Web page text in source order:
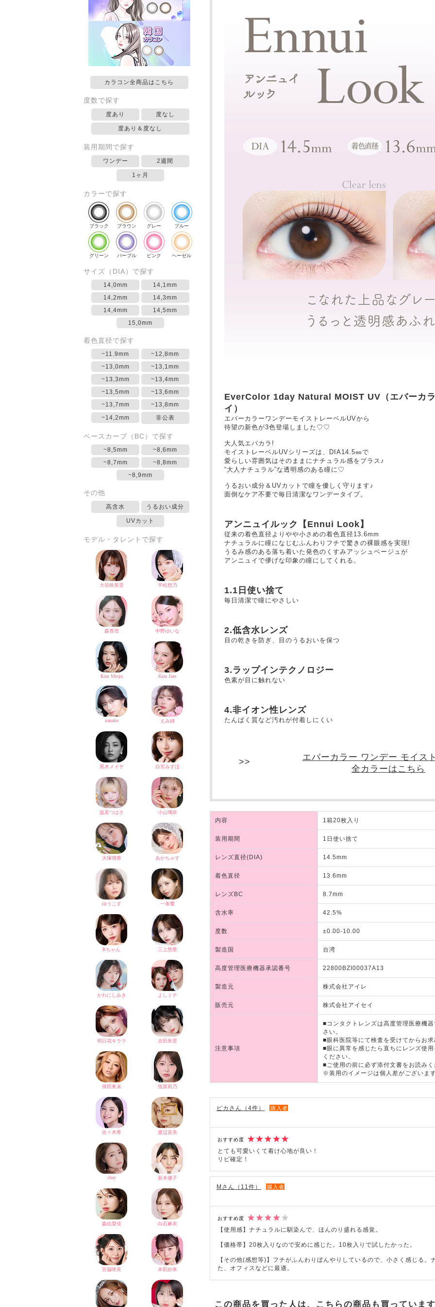
カラコン全商品はこちら
度数で探す
度あり 度なし
度あり＆度なし
装用期間で探す
ワンデー 2週間
1ヶ月
カラーで探す
ブラック ブラウン グレー ブルー
グリーン パープル ピンク ヘーゼル
サイズ（DIA）で探す
14,0mm
14,1mm
14,2mm
14,3mm
14,4mm
14,5mm
15,0mm
着色直径で探す
~11.9mm
~12,8mm
~13,0mm
~13,1mm
~13,3mm
~13,4mm
~13,5mm
~13,6mm
~13,7mm
~13,8mm
~14,2mm
非公表
ベースカーブ（BC）で探す
~8,5mm
~8,6mm
~8,7mm
~8,8mm
~8,9mm
その他
高含水 うるおい成分
UVカット
モデル・タレントで探す
EverColor 1day Natural MOIST UV（エバーカ
イ）
エバーカラーワンデーモイストレーベルUVから
待望の新色が3色登場しました♡♡
大人気エバカラ!
モイストレーベルUVシリーズは、DIA14.5㎜で
愛らしい雰囲気はそのままにナチュラル感をプラス♪
“大人ナチュラル”な透明感のある瞳に♡
うるおい成分＆UVカットで瞳を優しく守ります♪
面倒なケア不要で毎日清潔なワンデータイプ。
アンニュイルック【Ennui Look】
従来の着色直径よりやや小さめの着色直径13.6mm
ナチュラルに瞳になじむふんわりフチで驚きの裸眼感を実現!
うるみ感のある落ち着いた発色のくすみアッシュベージュが
アンニュイで儚げな印象の瞳にしてくれる。
1.1日使い捨て
毎日清潔で瞳にやさしい
2.低含水レンズ
目の乾きを防ぎ、目のうるおいを保つ
3.ラップインテクノロジー
色素が目に触れない
4.非イオン性レンズ
たんぱく質など汚れが付着しにくい
エバーカラー ワンデー モイス
全カラーはこちら
内容 1箱20枚入り
装用期間 1日使い捨て
レンズ直径(DIA) 14.5mm
着色直径 13.6mm
レンズBC 8.7mm
含水率 42.5%
度数 ±0.00-10.00
製造国 台湾
高度管理医療機器承認番号 22800BZI00037A13
製造元 株式会社アイレ
販売元 株式会社アイセイ
注意事項
■コンタクトレンズは高度管理医療機
さい。
■眼科医院等にて検査を受けてからお求
■眼に異常を感じたら直ちにレンズ使
ください。
■ご使用の前に必ず添付文書をお読みく
※装用のイメージは個人差がございま
ピカさん（4件） 購入者
おすすめ度
とても可愛いくて着け心地が良い！
リピ確定！
Mさん（11件） 購入者
おすすめ度
【使用感】ナチュラルに馴染んで、ほんのり盛れる感覚。
【価格帯】20枚入りなので安めに感じた。10枚入りで試したかった。
【その他(感想等)】フチがふんわりぼんやりしているので、小さく感じる。
た、オフィスなどに最適。
この商品を買った人は、こちらの商品も買っています